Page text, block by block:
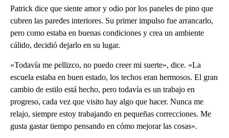
Patrick dice que siente amor y odio por los paneles de pino que
cubren las paredes interiores. Su primer impulso fue arrancarlo,
pero como estaba en buenas condiciones y crea un ambiente
cálido, decidió dejarlo en su lugar.
«Todavía me pellizco, no puedo creer mi suerte», dice. «La
escuela estaba en buen estado, los techos eran hermosos. El gran
cambio de estilo está hecho, pero todavía es un trabajo en
progreso, cada vez que visito hay algo que hacer. Nunca me
relajo, siempre estoy trabajando en pequeñas correcciones. Me
gusta gastar tiempo pensando en cómo mejorar las cosas».